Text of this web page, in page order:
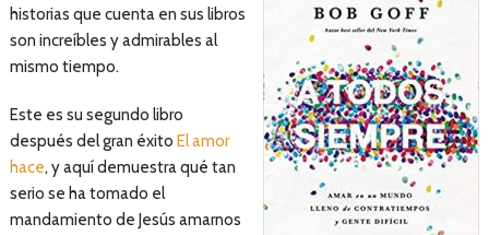
historias que cuenta en sus libros
son increíbles y admirables al
mismo tiempo.
Este es su segundo libro
después del gran éxito El amor
hace, y aquí demuestra qué tan
serio se ha tomado el
mandamiento de Jesús amarnos